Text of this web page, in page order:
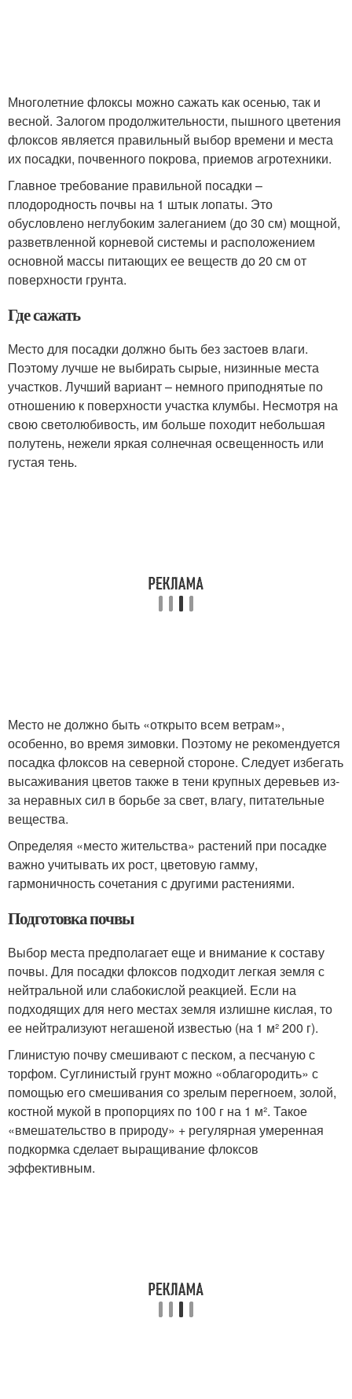
Многолетние флоксы можно сажать как осенью, так и
весной. Залогом продолжительности, пышного цветения
флоксов является правильный выбор времени и места
их посадки, почвенного покрова, приемов агротехники.
Главное требование правильной посадки –
плодородность почвы на 1 штык лопаты. Это
обусловлено неглубоким залеганием (до 30 см) мощной,
разветвленной корневой системы и расположением
основной массы питающих ее веществ до 20 см от
поверхности грунта.
Где сажать
Место для посадки должно быть без застоев влаги.
Поэтому лучше не выбирать сырые, низинные места
участков. Лучший вариант – немного приподнятые по
отношению к поверхности участка клумбы. Несмотря на
свою светолюбивость, им больше походит небольшая
полутень, нежели яркая солнечная освещенность или
густая тень.
Место не должно быть «открыто всем ветрам»,
особенно, во время зимовки. Поэтому не рекомендуется
посадка флоксов на северной стороне. Следует избегать
высаживания цветов также в тени крупных деревьев из-
за неравных сил в борьбе за свет, влагу, питательные
вещества.
Определяя «место жительства» растений при посадке
важно учитывать их рост, цветовую гамму,
гармоничность сочетания с другими растениями.
Подготовка почвы
Выбор места предполагает еще и внимание к составу
почвы. Для посадки флоксов подходит легкая земля с
нейтральной или слабокислой реакцией. Если на
подходящих для него местах земля излишне кислая, то
ее нейтрализуют негашеной известью (на 1 м² 200 г).
Глинистую почву смешивают с песком, а песчаную с
торфом. Суглинистый грунт можно «облагородить» с
помощью его смешивания со зрелым перегноем, золой,
костной мукой в пропорциях по 100 г на 1 м². Такое
«вмешательство в природу» + регулярная умеренная
подкормка сделает выращивание флоксов
эффективным.